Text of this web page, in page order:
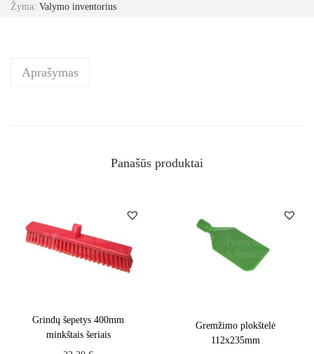
Žyma: Valymo inventorius
Aprašymas
Panašūs produktai
Grindų šepetys 400mm
minkštais šeriais
Gremžimo plokštelė
112x235mm